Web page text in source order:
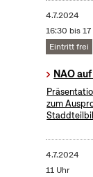
4.7.2024
16:30 bis 17
Eintritt frei
NAO
zum
4.7.2024
11 Uhr